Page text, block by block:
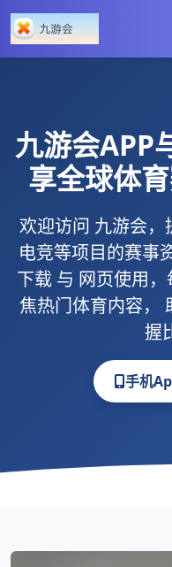
九游会APP
享全球体
欢迎访问 九游会，
电竞等项目的赛事
下载 与 网页使用
焦热门体育内容，
握
手机